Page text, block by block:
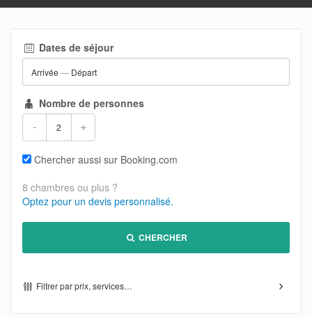
Dates de séjour
Arrivée — Départ
Nombre de personnes
- +
Chercher aussi sur Booking.com
8 chambres ou plus ?
Optez pour un devis personnalisé.
CHERCHER
Filtrer par prix, services…